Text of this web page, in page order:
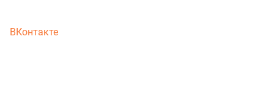
ВКонтакте